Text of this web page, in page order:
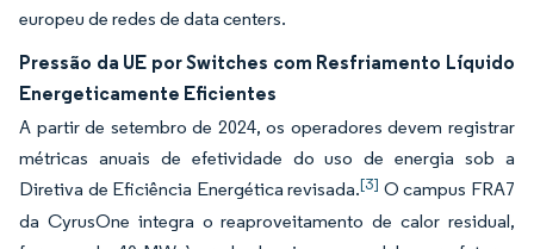
europeu de redes de data centers.
Pressão da UE por Switches com Resfriamento Líquido
Energeticamente Eficientes
A partir de setembro de 2024, os operadores devem registrar
métricas anuais de efetividade do uso de energia sob a
Diretiva de Eficiência Energética revisada.[3] O campus FRA7
da CyrusOne integra o reaproveitamento de calor residual,